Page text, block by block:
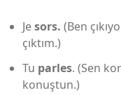
Jesors. (Ben
çıktım.)
Tu parles. (Sen
konuştun.)